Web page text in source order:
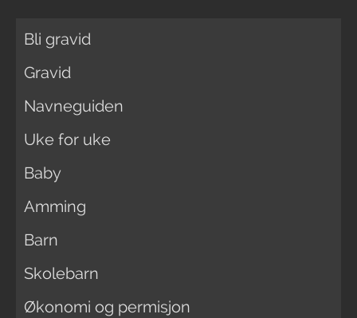
Bli gravid
Gravid
Navneguiden
Uke for uke
Baby
Amming
Barn
Skolebarn
Økonomi og permisjon